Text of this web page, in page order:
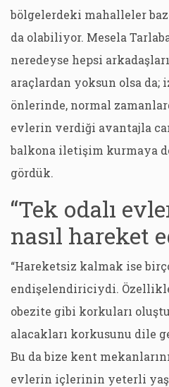
bölgelerdeki mahalleler
da olabiliyor. Mesela
neredeyse hepsi
araçlardan yoksun olsa da;
önlerinde, normal
evlerin verdiği avantajla
balkona iletişim kurmaya
gördük.
“Tek odalı
nasıl hareket
“Hareketsiz kalmak ise
endişelendiriciydi.
obezite gibi korkuları
alacakları korkusunu dile
Bu da bize kent
evlerin içlerinin yeterli